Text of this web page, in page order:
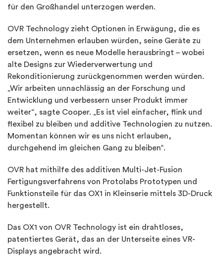
für den Großhandel unterzogen werden.
OVR Technology zieht Optionen in Erwägung, die es
dem Unternehmen erlauben würden, seine Geräte zu
ersetzen, wenn es neue Modelle herausbringt – wobei
alte Designs zur Wiederverwertung und
Rekonditionierung zurückgenommen werden würden.
„Wir arbeiten unnachlässig an der Forschung und
Entwicklung und verbessern unser Produkt immer
weiter“, sagte Cooper. „Es ist viel einfacher, flink und
flexibel zu bleiben und additive Technologien zu nutzen.
Momentan können wir es uns nicht erlauben,
durchgehend im gleichen Gang zu bleiben“.
OVR hat mithilfe des additiven Multi-Jet-Fusion
Fertigungsverfahrens von Protolabs Prototypen und
Funktionsteile für das OX1 in Kleinserie mittels 3D-Druck
hergestellt.
Das OX1 von OVR Technology ist ein drahtloses,
patentiertes Gerät, das an der Unterseite eines VR-
Displays angebracht wird.